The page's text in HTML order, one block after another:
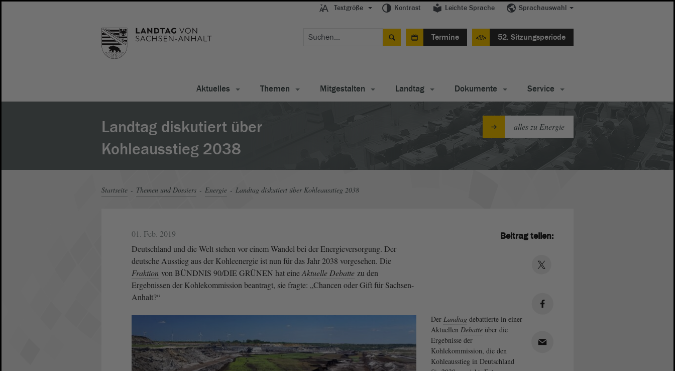
Textgröße Kontrast Leichte Sprache Sprachauswahl
Termine 52. Sitzungsperiode
Aktuelles Themen Mitgestalten Landtag Dokumente Service
Landtag diskutiert über
Kohleausstieg 2038
alles zu Energie
Startseite Themen und Dossiers Energie Landtag diskutiert über Kohleausstieg 2038
01. Feb. 2019
Deutschland und die Welt stehen vor einem Wandel bei der Energieversorgung. Der
deutsche Ausstieg aus der Kohleenergie ist nun für das Jahr 2038 vorgesehen. Die
Fraktion von BÜNDNIS 90/DIE GRÜNEN hat eineAktuelle Debatte zu den
Ergebnissen der Kohlekommission beantragt, sie fragte: „Chancen oder Gift für Sachsen-
Anhalt?“
Der Landtagdebattierte in einer
Aktuellen Debatteüber die
Ergebnisse der
Kohlekommission, die den
Kohleausstieg in Deutschland
Beitrag teilen: